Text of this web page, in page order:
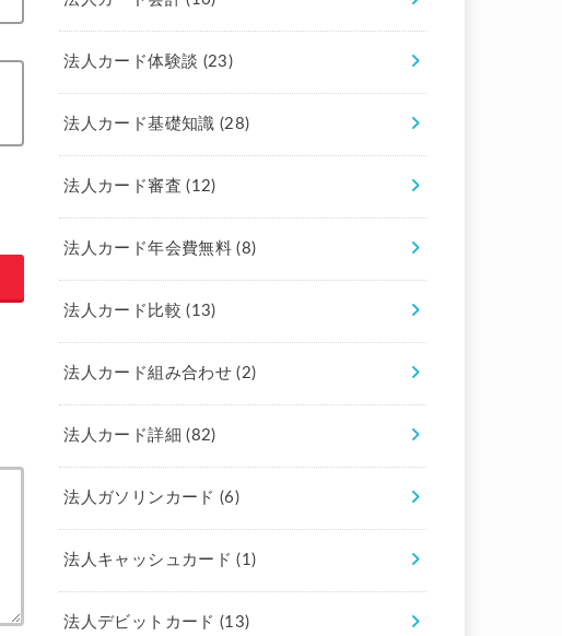
法人カード体験談 (23)
法人カード基礎知識 (28)
法人カード審査(12)
法人カード年会費無料(8)
法人カード比較(13)
法人カード組み合わせ(2)
法人カード詳細(82)
法人ガソリンカード (6)
法人キャッシュカード(1)
法人デビットカード (13)